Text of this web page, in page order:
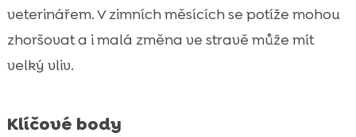
veterinářem. V zimních měsících se potíže mohou
zhoršovat a i malá změna ve stravě může mít
velký vliv.
Klíčové body